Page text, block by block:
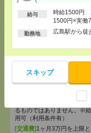
給与
時給1500円
1500円×実働
を保証するも
勤務地 広島駅から徒
スキップ
実働7h×週5日×4週 ※月収例
りません。※給与即受取り
[交通費]1ヶ月3万円を上限と
[勤務地]広島駅から徒歩5分
未経験OK！残業ほ
時給1400円 月収
実働7h30m×週5日×4週+残
るものではありません。※
用可（利用条件有）
[交通費] 1ヶ月3万円を上限